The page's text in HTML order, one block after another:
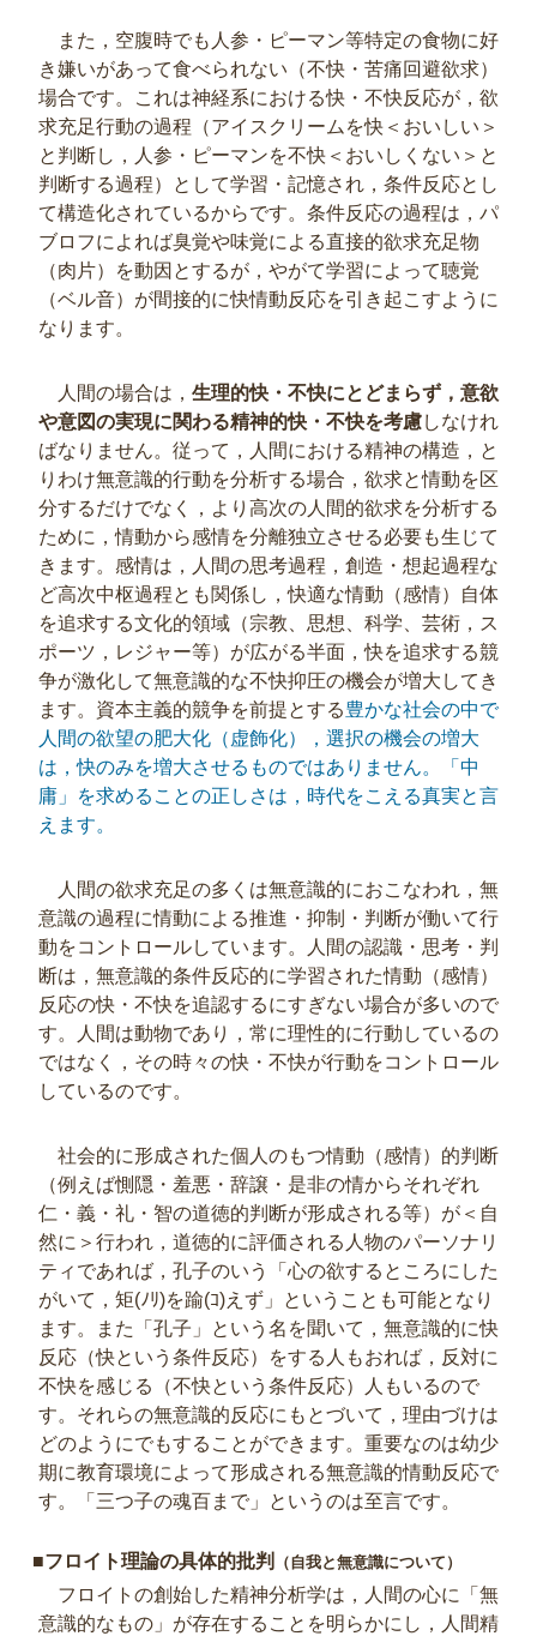
また，空腹時でも人参・ピーマン等特定の食物に好
き嫌いがあって食べられない（不快・苦痛回避欲求）
場合です。これは神経系における快・不快反応が，欲
求充足行動の過程（アイスクリームを快＜おいしい＞
と判断し，人参・ピーマンを不快＜おいしくない＞と
判断する過程）として学習・記憶され，条件反応とし
て構造化されているからです。条件反応の過程は，パ
ブロフによれば臭覚や味覚による直接的欲求充足物
（肉片）を動因とするが，やがて学習によって聴覚
（ベル音）が間接的に快情動反応を引き起こすように
なります。
人間の場合は， 生理的快・不快にとどまらず，意欲
や意図の実現に関わる精神的快・不快を考慮しなけれ
ばなりません。従って，人間における精神の構造，と
りわけ無意識的行動を分析する場合，欲求と情動を区
分するだけでなく，より高次の人間的欲求を分析する
ために，情動から感情を分離独立させる必要も生じて
きます。感情は，人間の思考過程，創造・想起過程な
ど高次中枢過程とも関係し，快適な情動（感情）自体
を追求する文化的領域（宗教、思想、科学、芸術，ス
ポーツ，レジャー等）が広がる半面，快を追求する競
争が激化して無意識的な不快抑圧の機会が増大してき
ます。資本主義的競争を前提とする豊かな社会の中で
人間の欲望の肥大化（虚飾化），選択の機会の増大
は，快のみを増大させるものではありません。「中
庸」を求めることの正しさは，時代をこえる真実と言
えます。
人間の欲求充足の多くは無意識的におこなわれ，無
意識の過程に情動による推進・抑制・判断が働いて行
動をコントロールしています。人間の認識・思考・判
断は，無意識的条件反応的に学習された情動（感情）
反応の快・不快を追認するにすぎない場合が多いので
す。人間は動物であり，常に理性的に行動しているの
ではなく，その時々の快・不快が行動をコントロール
しているのです。
社会的に形成された個人のもつ情動（感情）的判断
（例えば惻隠・羞悪・辞譲・是非の情からそれぞれ
仁・義・礼・智の道徳的判断が形成される等）が＜自
然に＞行われ，道徳的に評価される人物のパーソナリ
ティであれば，孔子のいう「心の欲するところにした
がいて，矩(ﾉﾘ)を踰(ｺ)えず」ということも可能となり
ます。また「孔子」という名を聞いて，無意識的に快
反応（快という条件反応）をする人もおれば，反対に
不快を感じる（不快という条件反応）人もいるので
す。それらの無意識的反応にもとづいて，理由づけは
どのようにでもすることができます。重要なのは幼少
期に教育環境によって形成される無意識的情動反応で
す。「三つ子の魂百まで」というのは至言です。
■フロイト理論の具体的批判 （自我と無意識について）
フロイトの創始した精神分析学は，人間の心に「無
意識的なもの」が存在することを明らかにし，人間精